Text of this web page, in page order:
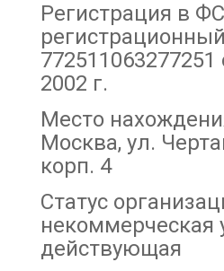
Регистрация в
772511063277251
2002 г.
Место
Москва, ул.
корп. 4
Статус
некоммерческая
действующая